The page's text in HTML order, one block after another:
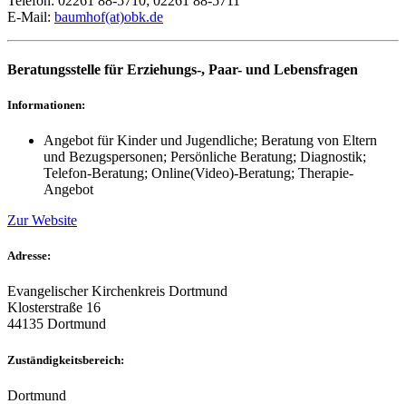
E-Mail: baumhof(at)obk.de
Beratungsstelle für Erziehungs-, Paar- und Lebensfragen
Informationen:
Angebot für Kinder und Jugendliche; Beratung von Eltern
und Bezugspersonen; Persönliche Beratung; Diagnostik;
Telefon-Beratung; Online(Video)-Beratung; Therapie-
Angebot
Zur Website
Adresse:
Evangelischer Kirchenkreis Dortmund
Klosterstraße 16
44135 Dortmund
Zuständigkeitsbereich:
Dortmund